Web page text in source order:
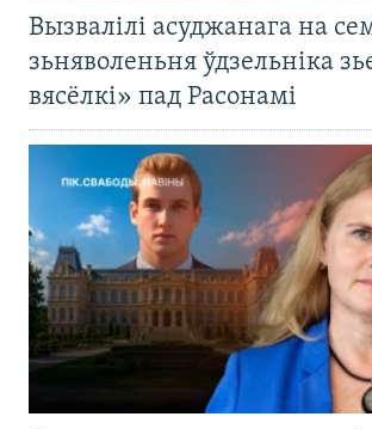
Вызвалілі асуджанага на
зьняволеньня ўдзельніка
вясёлкі» пад Расонамі